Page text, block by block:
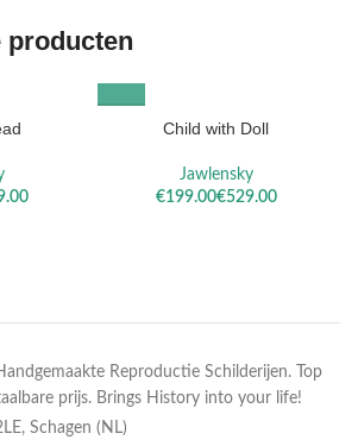
producten
Child with Doll
Jawlensky
€
€
Reproductie Schilderijen. Top
prijs. Brings History into your life!
Schagen (NL)